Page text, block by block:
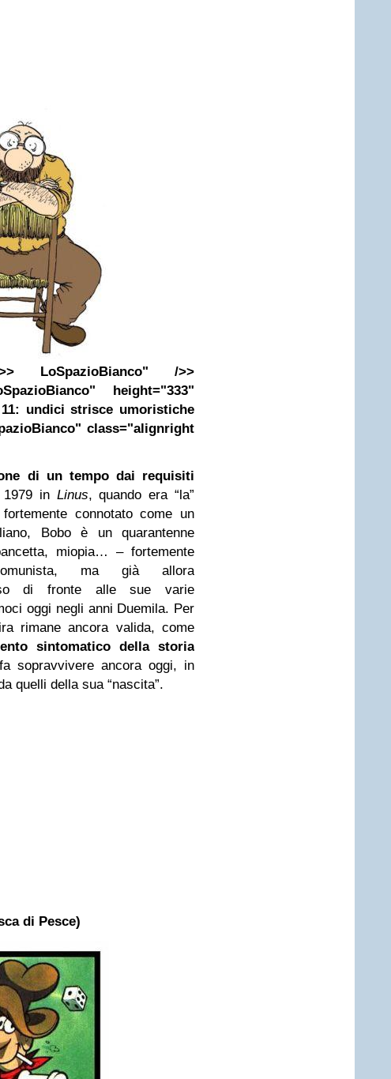
LoSpazioBianco" />>
height="333"
undici strisce umoristiche
class="alignright
di un tempo dai requisiti
in Linus, quando era “la”
connotato come un
Bobo è un quarantenne
miopia… – fortemente
ma già allora
di fronte alle sue varie
oggi negli anni Duemila. Per
rimane ancora valida, come
sintomatico della storia
sopravvivere ancora oggi, in
quelli della sua “nascita”.
di Pesce)